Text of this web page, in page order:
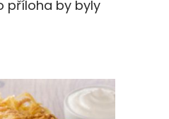
příloha by byly